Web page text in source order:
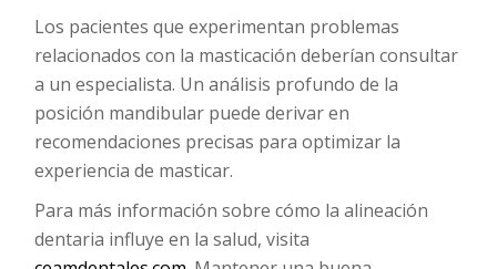
Los pacientes que experimentan problemas
relacionados con la masticación deberían consultar
a un especialista. Un análisis profundo de la
posición mandibular puede derivar en
recomendaciones precisas para optimizar la
experiencia de masticar.
Para más información sobre cómo la alineación
dentaria influye en la salud, visita